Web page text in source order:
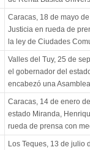
Caracas, 18 de mayo
Justicia en rueda de
la ley de Ciudades
Valles del Tuy, 25 de
el gobernador del
encabezó una
Caracas, 14 de enero
estado Miranda,
rueda de prensa con
Los Teques, 13 de julio